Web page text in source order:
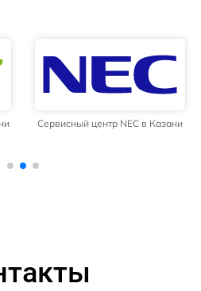
Сервисный центр NEC в Казани